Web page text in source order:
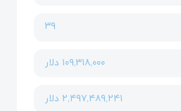
۳۹
۱۰۹,۳۱۸,۰۰۰ دلار
۲,۴۹۷,۴۸۹,۲۴۱ دلار